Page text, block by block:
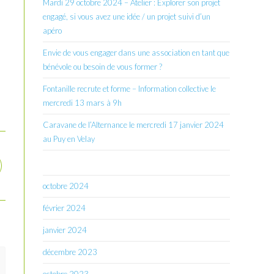
Mardi 29 octobre 2024 – Atelier : Explorer son projet
engagé, si vous avez une idée / un projet suivi d’un
apéro
Envie de vous engager dans une association en tant que
bénévole ou besoin de vous former ?
Fontanille recrute et forme – Information collective le
mercredi 13 mars à 9h
Caravane de l’Alternance le mercredi 17 janvier 2024
au Puy en Velay
octobre 2024
février 2024
janvier 2024
décembre 2023